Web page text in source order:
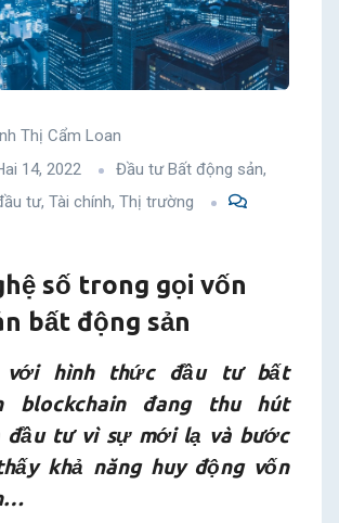
Thị Cẩm Loan
14, 2022
Đầu tư Bất động sản,
tư, Tài chính, Thị trường
số trong gọi vốn
bất động sản
với hình thức đầu tư bất
blockchain đang thu hút
đầu tư vì sự mới lạ và bước
khả năng huy động vốn